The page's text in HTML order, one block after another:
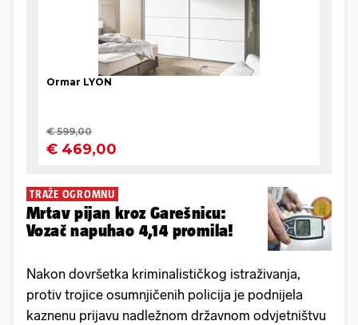
TRAŽE OGROMNU
Mrtav pijan kroz Garešnicu:
Vozač napuhao 4,14 promila!
Nakon dovršetka kriminalističkog istraživanja,
protiv trojice osumnjičenih policija je podnijela
kaznenu prijavu nadležnom državnom odvjetništvu